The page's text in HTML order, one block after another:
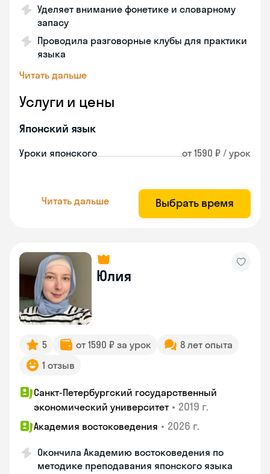
Уделяет внимание фонетике и словарному
запасу
Проводила разговорные клубы для практики
языка
Читать дальше
Услуги и цены
Японский язык
Уроки японского от 1590 ₽ / урок
Читать дальше Выбрать время
Юлия
5 от 1590 ₽ за урок
8 лет опыта
1 отзыв
Санкт-Петербургский государственный
экономический университет • 2019 г.
Академия востоковедения • 2026 г.
Окончила Академию востоковедения по
методике преподавания японского языка